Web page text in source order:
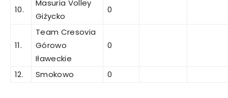
10.
Masuria Volley
Giżycko
0
11.
Team Cresovia
Górowo
Iławeckie
0
12. Smokowo 0